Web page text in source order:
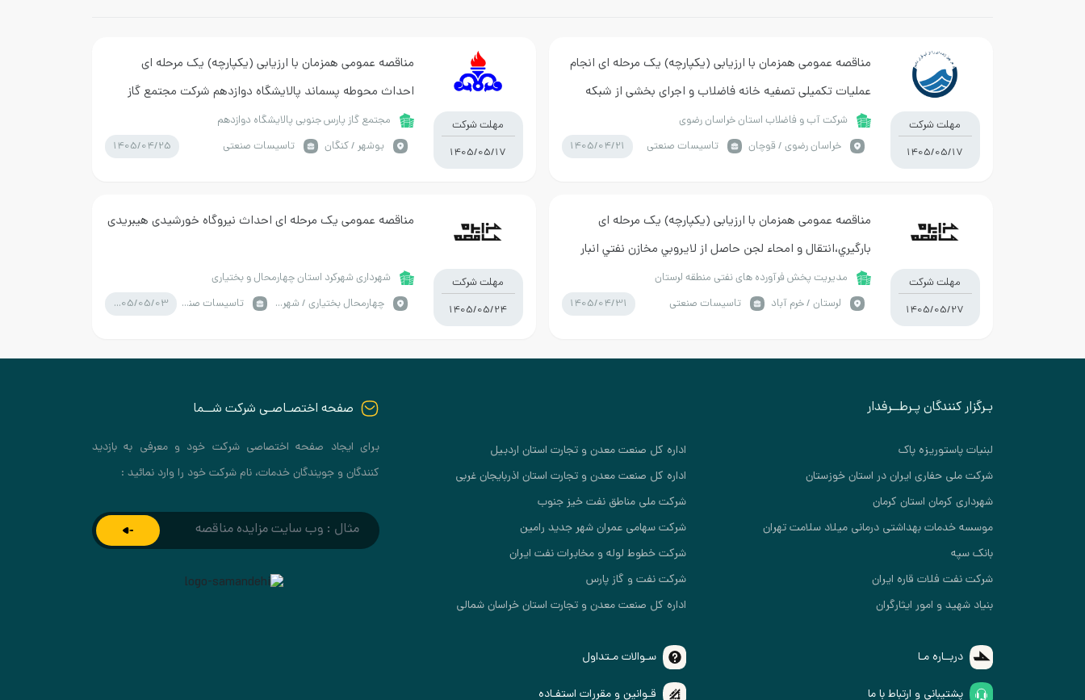
مهلت شرکت
1405/05/17
مناقصه عمومی همزمان با ارزیابی (یکپارچه) یک مرحله ای انجام
عملیات تکمیلی تصفیه خانه فاضلاب و اجرای بخشی از شبکه
جمع آوری فاضلاب شهر قوچان
شرکت آب و فاضلاب استان خراسان رضوی
خراسان رضوي / قوچان
تاسیسات صنعتی 1405/04/21
مهلت شرکت
1405/05/17
مناقصه عمومی همزمان با ارزیابی (یکپارچه) یک مرحله ای
احداث محوطه پسماند پالایشگاه دوازدهم شرکت مجتمع گاز
پارس جنوبی
مجتمع گاز پارس جنوبی پالایشگاه دوازدهم
بوشهر / کنگان
تاسیسات صنعتی 1405/04/25
مهلت شرکت
1405/05/27
مناقصه عمومی همزمان با ارزیابی (یکپارچه) یک مرحله ای
بارگيري،انتقال و امحاء لجن حاصل از لايروبي مخازن نفتي انبار
نفت خرم آباد
مدیریت پخش فرآورده های نفتی منطقه لرستان
لرستان / خرم آباد
تاسیسات صنعتی 1405/04/31
مهلت شرکت
1405/05/24
مناقصه عمومی یک مرحله ای احداث نیروگاه خورشیدی هیبریدی
شهرداری شهرکرد استان چهارمحال و بختیاری
چهارمحال بختياري / شهر کرد
تاسیسات صنعتی 1405/05/03
بـرگزار کنندگان پـرطــرفدار
لبنیات پاستوریزه پاک
اداره کل صنعت معدن و تجارت استان اردبیل
شرکت ملی حفاری ایران در استان خوزستان
اداره کل صنعت معدن و تجارت استان اذربایجان غربی
شهرداری کرمان استان کرمان
شرکت ملی مناطق نفت خیز جنوب
موسسه خدمات بهداشتی درمانی میلاد سلامت تهران
شرکت سهامی عمران شهر جدید رامین
بانک سپه
شرکت خطوط لوله و مخابرات نفت ایران
شرکت نفت فلات قاره ایران
شرکت نفت و گاز پارس
بنیاد شهید و امور ایثارگران
اداره کل صنعت معدن و تجارت استان خراسان شمالی
دربــاره مـا سـوالات مـتداول
پشتیبانی و ارتباط با ما قـوانین و مقررات استفـاده
صفحه اختصـاصـی شرکت شــما
برای ایجاد صفحه اختصاصی شرکت خود و معرفی به بازدید
کنندگان و جویندگان خدمات، نام شرکت خود را وارد نمائید :